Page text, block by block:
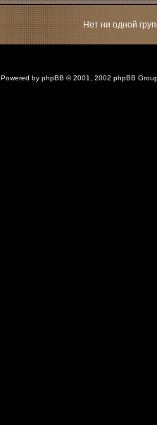
Нет ни одной
Powered by phpBB © 2001, 2002 phpBB